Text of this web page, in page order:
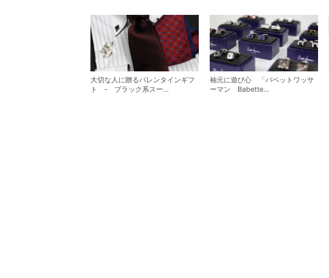
大切な人に贈るバレンタインギフ
ト - ブラック系スー…
袖元に遊び心 「バベットワッサ
ーマン Babette…